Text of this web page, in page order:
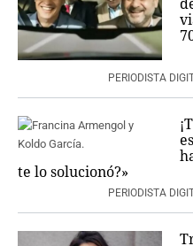
PERIODISTA
te lo solucionó?»
PERIODISTA